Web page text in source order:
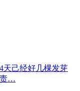
天己经好几棵发芽
责…